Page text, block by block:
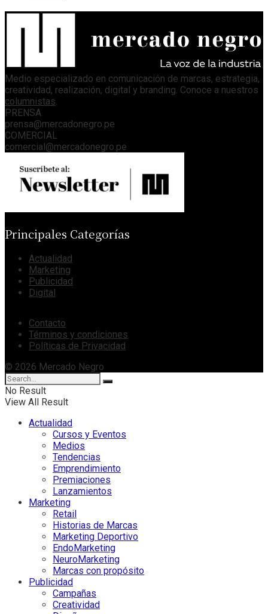
Medio especializado en comunicación de marcas, estrategia,
creatividad, realización, digital y branding. Conoce a nuestros
columnistas
PRENSA
prensa@mercadonegro.pe
COMERCIAL
comercial@mercadonegro.pe
Principales Categorías
Actualidad
Marketing
Publicidad
Digital
Contacto
Términos y condiciones
Políticas de Privacidad
© 2026 Mercado Negro
No Result
View All Result
Actualidad
Cursos y Eventos
Medios
Tendencias
Emprendimiento
Premiaciones
Lanzamientos
Marketing
Retail
Historias de Marcas
Marketing Deportivo
EndoMarketing
NeuroMarketing
Marcas con propósito
Publicidad
Campañas
Creatividad